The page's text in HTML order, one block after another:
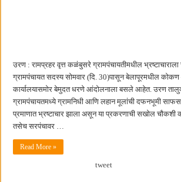
उरण : रामप्रहर वृत्त कळंबुसरे ग्रामपंचायतीमधील भ्रष्टाचाराला
ग्रामपंचायत सदस्य सोमवार (दि. 30)पासून बेलापूरमधील कोकण
कार्यालयासमोर बेमुदत धरणे आंदोलनाला बसले आहेत. उरण
ग्रामपंचायतमध्ये ग्रामनिधी आणि लहान मूलांची दफनभूमी
प्रमाणात भ्रष्टाचार झाला असून या प्रकरणाची सखोल
तसेच सरपंचावर …
Read More »
tweet